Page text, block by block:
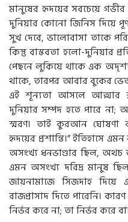
মানুষের হৃদয়ের সবচেয়ে
দুনিয়ার কোনো জিনিস দিয়ে
সুখ দেবে, ভালোবাসা তাকে
কিন্তু বাস্তবতা হলো-দুনিয়ার
পেছনে লুকিয়ে থাকে এক
থাকে, তারপর আবার বুকের
এই শূন্যতা আসলে আত্মার
দুনিয়ার সম্পদ হতে পারে না;
স্মরণ। তাই কুরআন ঘোষণা
হৃদয়ের প্রশান্তি।” ইতিহাসে
অসংখ্য ধনভাণ্ডার ছিল, অথচ
এমন অসংখ্য দরিদ্র মানুষ
জায়নামাজে সিজদাহ দিয়ে
রাজপ্রাসাদ দিতে পারেনি।
নির্ভর করে না; তা নির্ভর করে